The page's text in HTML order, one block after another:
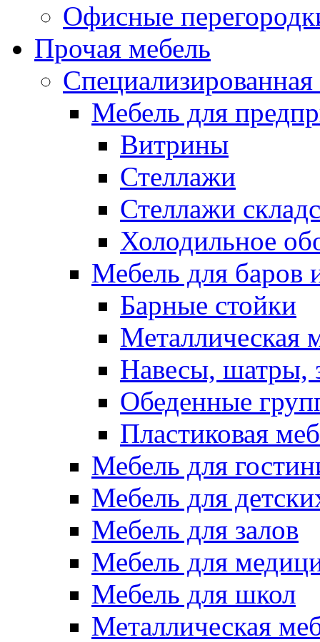
Офисные
Прочая мебель
Специализированная
Мебель для
Витрины
Стеллажи
Стеллажи
Холодильное
Мебель для баров
Барные стойки
Металлическая
Навесы, шатры,
Обеденные
Пластиковая
Мебель для
Мебель для
Мебель для залов
Мебель для
Мебель для школ
Металлическая